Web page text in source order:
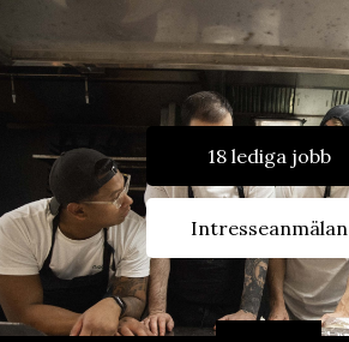
18 lediga jobb
Intresseanmälan